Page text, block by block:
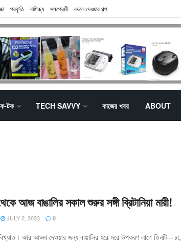
প্রকৃতি বাণিজ্য সমপ্রেমী বদলে দেওয়ার গল্প
টক TECH SAVVY কাজের খবর ABOUT
আজ বাঙালির সকাল শুরুর সঙ্গী ব্রিটানিয়া মারী!
JULY 2, 2023 0
আর আড্ডা দেওয়ার জন্য বাঙালির হরে-দরে উপকরণ লাগে তিনটি—চা,